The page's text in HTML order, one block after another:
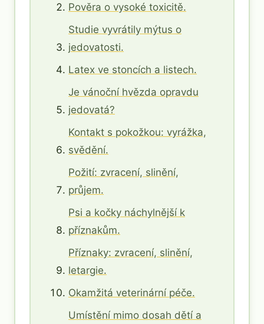
Pověra o vysoké toxicitě.
Studie vyvrátily mýtus o
jedovatosti.
Latex ve stoncích a listech.
Je vánoční hvězda opravdu
jedovatá?
Kontakt s pokožkou: vyrážka,
svědění.
Požití: zvracení, slinění,
průjem.
Psi a kočky náchylnější k
příznakům.
Příznaky: zvracení, slinění,
letargie.
Okamžitá veterinární péče.
Umístění mimo dosah dětí a